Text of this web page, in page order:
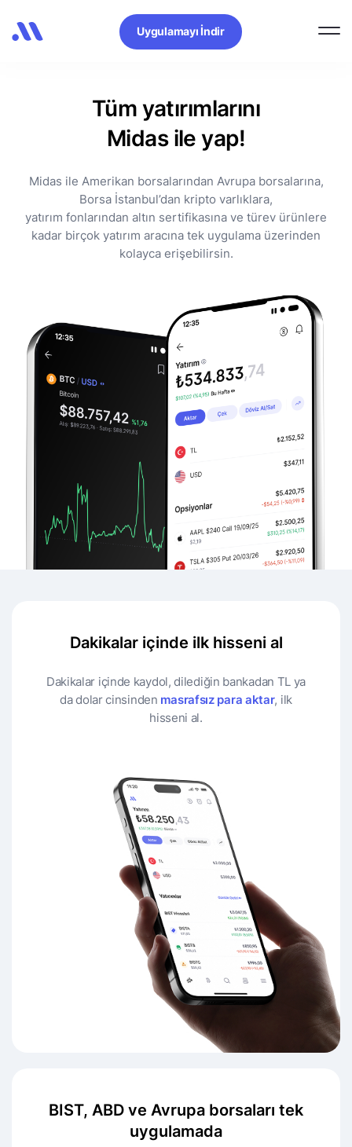
Uygulamayı İndir
Tüm yatırımlarını
Midas ile yap!
Midas ile Amerikan borsalarından Avrupa borsalarına,
Borsa İstanbul’dan kripto varlıklara,
yatırım fonlarından altın sertifikasına ve türev ürünlere
kadar birçok yatırım aracına tek uygulama üzerinden
kolayca erişebilirsin.
Dakikalar içinde ilk hisseni al
Dakikalar içinde kaydol, dilediğin bankadan TL ya
da dolar cinsinden masrafsız para aktar, ilk
hisseni al.
BIST, ABD ve Avrupa borsaları tek
uygulamada